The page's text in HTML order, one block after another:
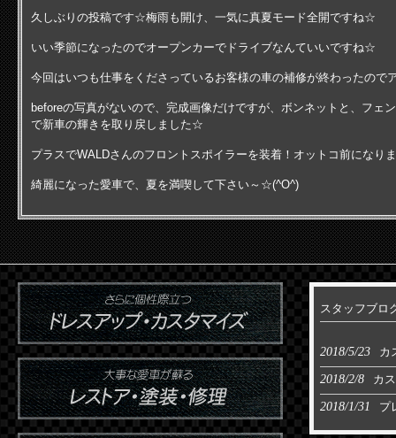
久しぶりの投稿です☆梅雨も開け、一気に真夏モード全開ですね☆
いい季節になったのでオープンカーでドライブなんていいですね☆
今回はいつも仕事をくださっているお客様の車の補修が終わったので
beforeの写真がないので、完成画像だけですが、ボンネットと、フ
で新車の輝きを取り戻しました☆
プラスでWALDさんのフロントスポイラーを装着！オットコ前になり
綺麗になった愛車で、夏を満喫して下さい～☆(^O^)
スタッフブロ
2018/5/23 カ
2018/2/8 カ
2018/1/31 プ